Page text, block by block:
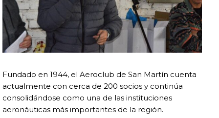
Fundado en 1944, el Aeroclub de San Martín cuenta
actualmente con cerca de 200 socios y continúa
consolidándose como una de las instituciones
aeronáuticas más importantes de la región.